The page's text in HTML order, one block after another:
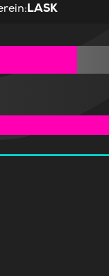
:LASK